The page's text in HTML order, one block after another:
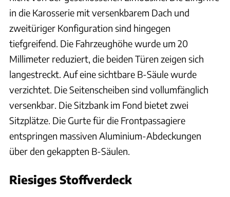
in die Karosserie mit versenkbarem Dach und
zweitüriger Konfiguration sind hingegen
tiefgreifend. Die Fahrzeughöhe wurde um 20
Millimeter reduziert, die beiden Türen zeigen sich
langestreckt. Auf eine sichtbare B-Säule wurde
verzichtet. Die Seitenscheiben sind vollumfänglich
versenkbar. Die Sitzbank im Fond bietet zwei
Sitzplätze. Die Gurte für die Frontpassagiere
entspringen massiven Aluminium-Abdeckungen
über den gekappten B-Säulen.
Riesiges Stoffverdeck